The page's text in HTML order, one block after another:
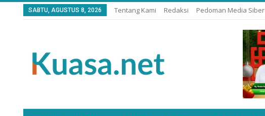
SABTU, AGUSTUS 8, 2026 Tentang Kami Redaksi Pedoman Media Siber